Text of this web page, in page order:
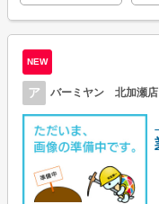
NEW
ア バーミヤン 北加瀬店